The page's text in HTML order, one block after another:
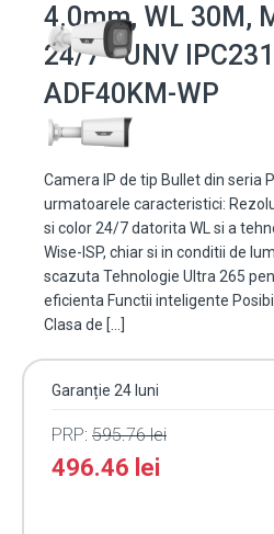
4.0mm, WL 30M,
24/7 - UNV
ADF40KM-WP
Camera IP de tip Bullet din seria
urmatoarele caracteristici:
si color 24/7 datorita WL si a
Wise-ISP, chiar si in conditii de
scazuta Tehnologie Ultra 265
eficienta Functii inteligente
Clasa de […]
Garanție 24 luni
PRP: 595.76lei
496.46 lei